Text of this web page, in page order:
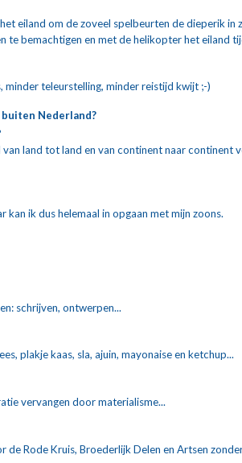
eiland om de zoveel spelbeurten de dieperik in
te bemachtigen en met de helikopter het eiland
minder teleurstelling, minder reistijd kwijt ;-)
Nederland?
land tot land en van continent naar continent
ik dus helemaal in opgaan met mijn zoons.
schrijven, ontwerpen...
plakje kaas, sla, ajuin, mayonaise en ketchup...
vervangen door materialisme...
de Rode Kruis, Broederlijk Delen en Artsen